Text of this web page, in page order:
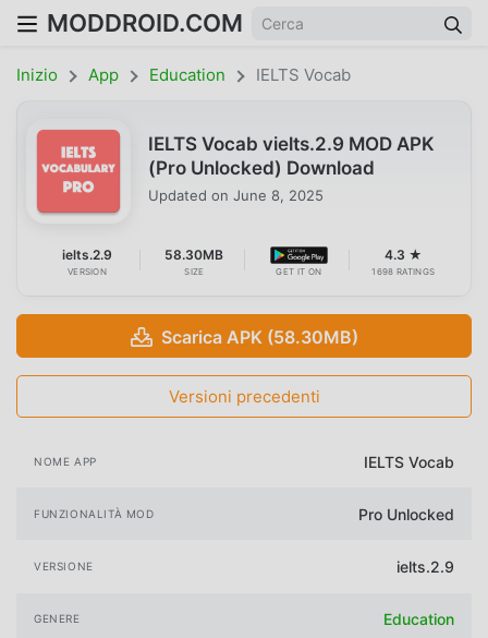
MODDROID.COM
Inizio App Education IELTS Vocab
IELTS Vocab vielts.2.9 MOD APK
(Pro Unlocked) Download
Updated on June 8, 2025
ielts.2.9
VERSION
58.30MB
SIZE GET IT ON
4.3 ★
1698 RATINGS
Scarica APK (58.30MB)
Versioni precedenti
NOME APP IELTS Vocab
FUNZIONALITÀ MOD Pro Unlocked
VERSIONE ielts.2.9
GENERE Education